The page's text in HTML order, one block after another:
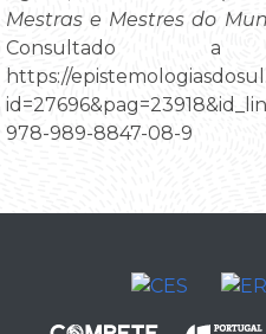
Mestras e Mestres do
Consultado
https://
978-989-8847-08-9